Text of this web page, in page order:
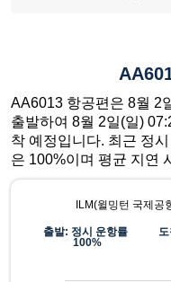
AA6013 항공편은 8월 2
출발하여 8월 2일(일)
착 예정입니다. 최근 정
은 100%이며 평균 지연
ILM(윌밍턴 국제공
출발: 정시 운항률
100%